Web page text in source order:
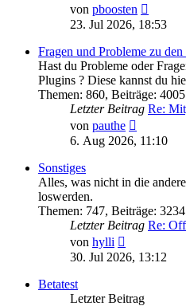
von pboosten
Beitrag
23. Jul 2026, 18:53
Fragen und Probleme zu
Hast du Probleme oder
Plugins ? Diese kannst du
Themen: 860, Beiträge: 4005
Letzter Beitrag Re:
von pauthe
Beitrag
6. Aug 2026, 11:10
Sonstiges
Alles, was nicht in die
loswerden.
Themen: 747, Beiträge: 3234
Letzter Beitrag Re:
von hylli
Beitrag
30. Jul 2026, 13:12
Betatest
Letzter Beitrag